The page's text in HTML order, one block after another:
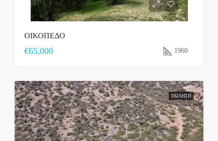
ΟΙΚΟΠΕΔΟ
€65,000 1960
ΠΏΛΗΣΗ